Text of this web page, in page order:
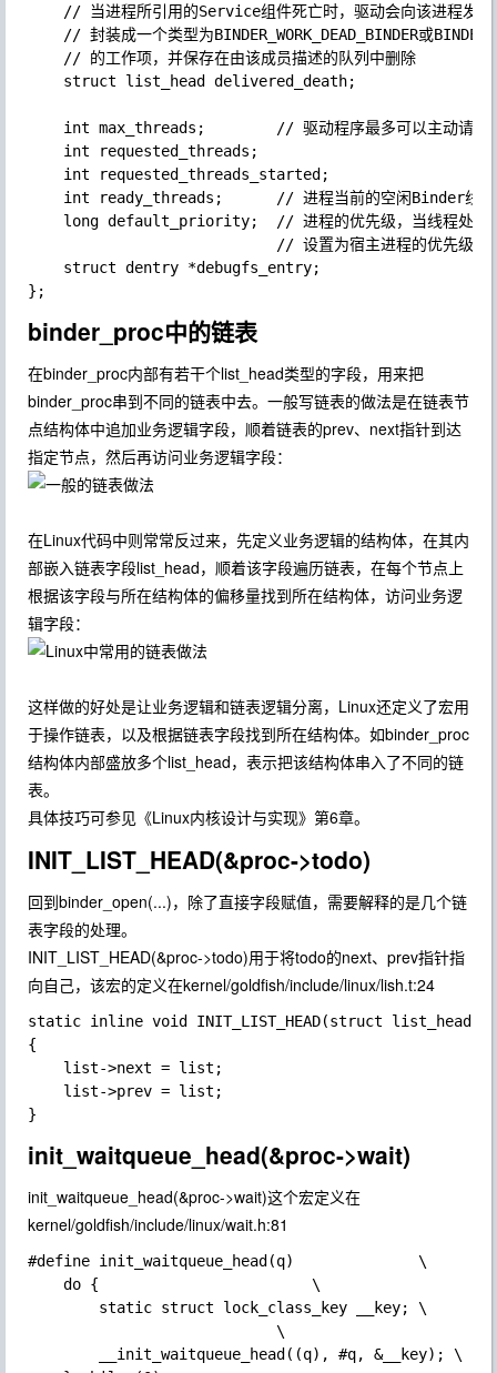
// 当进程所引用的Service组件死亡时，驱动会向该进程发
// 封装成一个类型为BINDER_WORK_DEAD_BINDER或
    // 的工作项，并保存在由该成员描述的队列中删除
    struct list_head delivered_death;
int max_threads;        // 驱动程序最多可以主动请求
    int requested_threads;
    int requested_threads_started;
int ready_threads;      // 进程当前的空闲Binder线
long default_priority;  // 进程的优先级，当线程处理
                            // 设置为宿主进程的优先级
    struct dentry *debugfs_entry;
binder_proc中的链表
在binder_proc内部有若干个list_head类型的字段，用来把
binder_proc串到不同的链表中去。一般写链表的做法是在链表节
点结构体中追加业务逻辑字段，顺着链表的prev、next指针到达
指定节点，然后再访问业务逻辑字段：
在Linux代码中则常常反过来，先定义业务逻辑的结构体，在其内
部嵌入链表字段list_head，顺着该字段遍历链表，在每个节点上
根据该字段与所在结构体的偏移量找到所在结构体，访问业务逻
辑字段：
这样做的好处是让业务逻辑和链表逻辑分离，Linux还定义了宏用
于操作链表，以及根据链表字段找到所在结构体。如binder_proc
结构体内部盛放多个list_head，表示把该结构体串入了不同的链
表。
具体技巧可参见《Linux内核设计与实现》第6章。
INIT_LIST_HEAD(&proc->todo)
回到binder_open(...)，除了直接字段赋值，需要解释的是几个链
表字段的处理。
INIT_LIST_HEAD(&proc->todo)用于将todo的next、prev指针指
向自己，该宏的定义在kernel/goldfish/include/linux/lish.t:24
static inline void INIT_LIST_HEAD(struct list_head
{
    list->next = list;
    list->prev = list;
init_waitqueue_head(&proc->wait)
init_waitqueue_head(&proc->wait)这个宏定义在
kernel/goldfish/include/linux/wait.h:81
#define init_waitqueue_head(q)              \
    do {                        \
        static struct lock_class_key __key; \
                            \
        __init_waitqueue_head((q), #q, &__key); \